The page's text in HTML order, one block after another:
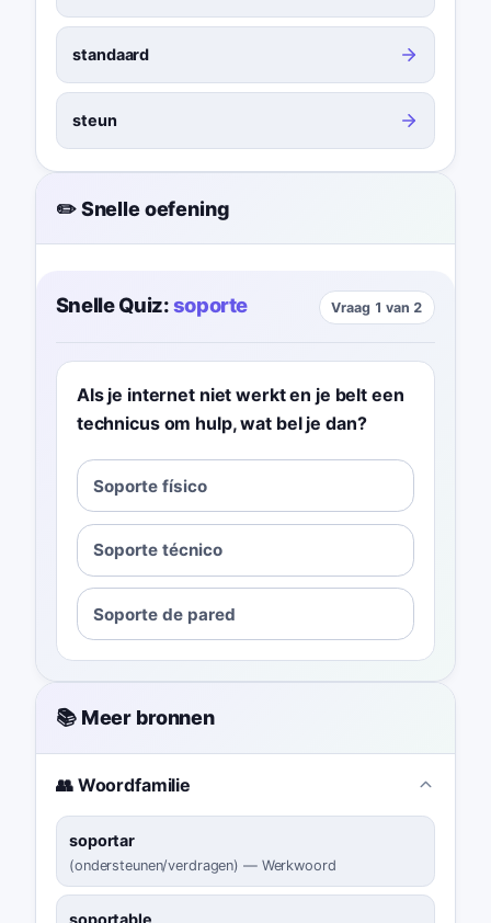
standaard
steun
✏️ Snelle oefening
Snelle Quiz:soporte Vraag 1 van 2
Als je internet niet werkt en je belt een
technicus om hulp, wat bel je dan?
Soporte físico
Soporte técnico
Soporte de pared
📚 Meer bronnen
👥 Woordfamilie
soportar
(ondersteunen/verdragen) — Werkwoord
soportable